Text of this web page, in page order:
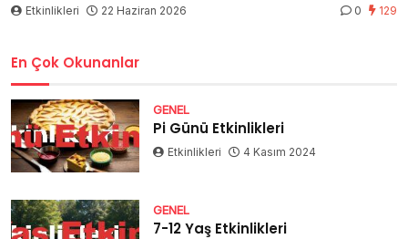
Etkinlikleri 22 Haziran 2026 0 129
En Çok Okunanlar
GENEL
Pi Günü Etkinlikleri
Etkinlikleri 4 Kasım 2024
GENEL
7-12 Yaş Etkinlikleri